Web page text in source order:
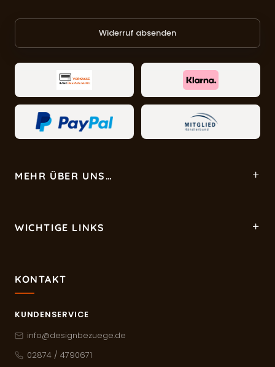
Widerruf absenden
MEHR ÜBER UNS…
WICHTIGE LINKS
KONTAKT
KUNDENSERVICE
info@designbezuege.de
02874 / 4790671